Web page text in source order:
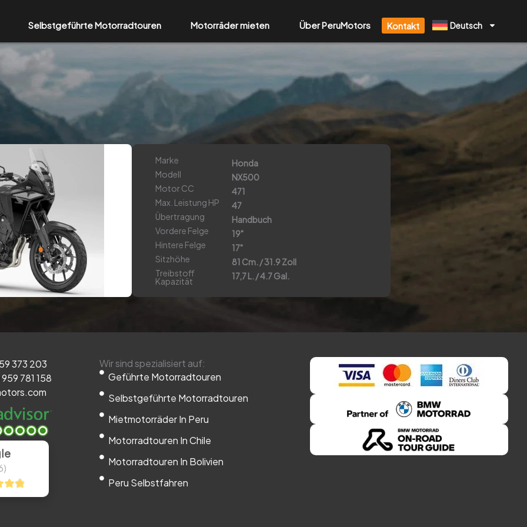
Selbstgeführte Motorradtouren Motorräder mieten Über PeruMotors Kontakt Deutsch
Marke
Honda
Modell
NX500
Motor CC
471
Max. Leistung HP
47
Übertragung
Handbuch
Vordere Felge
19"
Hintere Felge
17"
Sitzhöhe
81 Cm. / 31.9 Zoll
Treibstoff
Kapazität 17,7 L. / 4.7 Gal.
373 203
781 158
Wir sind spezialisiert auf:
Geführte Motorradtouren
Selbstgeführte Motorradtouren
Mietmotorräder In Peru
Motorradtouren In Chile
Motorradtouren In Bolivien
Peru Selbstfahren